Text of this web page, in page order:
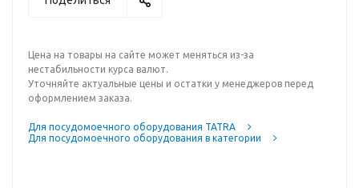
Цена на товары на сайте может меняться из-за
нестабильности курса валют.
Уточняйте актуальные цены и остатки у менеджеров перед
оформлением заказа.
Для посудомоечного оборудования TATRA
Для посудомоечного оборудования в категории